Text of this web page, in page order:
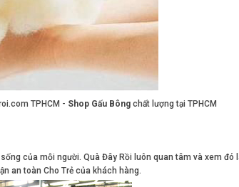
TPHCM - Shop Gấu Bông chất lượng tại TPHCM
của mỗi người. Quà Đây Rồi luôn quan tâm và xem đó
an toàn Cho Trẻ của khách hàng.